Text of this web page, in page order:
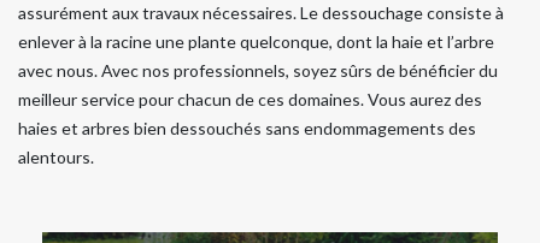
assurément aux travaux nécessaires. Le dessouchage consiste à
enlever à la racine une plante quelconque, dont la haie et l’arbre
avec nous. Avec nos professionnels, soyez sûrs de bénéficier du
meilleur service pour chacun de ces domaines. Vous aurez des
haies et arbres bien dessouchés sans endommagements des
alentours.